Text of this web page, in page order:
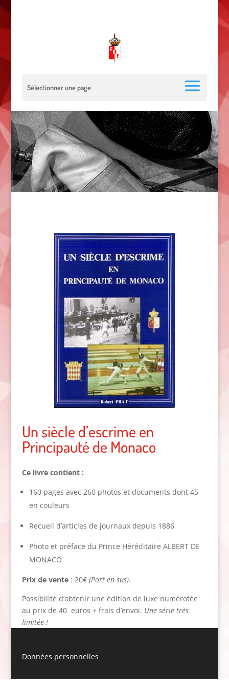
Sélectionner une page
Un siècle d’escrime en
Principauté de Monaco
Ce livre contient :
160 pages avec 260 photos et documents dont 45
en couleurs
Recueil d’articles de journaux depuis 1886
Photo et préface du Prince Héréditaire ALBERT DE
MONACO
Prix de vente: 20€(Port en sus).
Possibilité d’obtenir une édition de luxe numérotée
au prix de 40 euros + frais d’envoi. Une série très
limitée !
Données personnelles